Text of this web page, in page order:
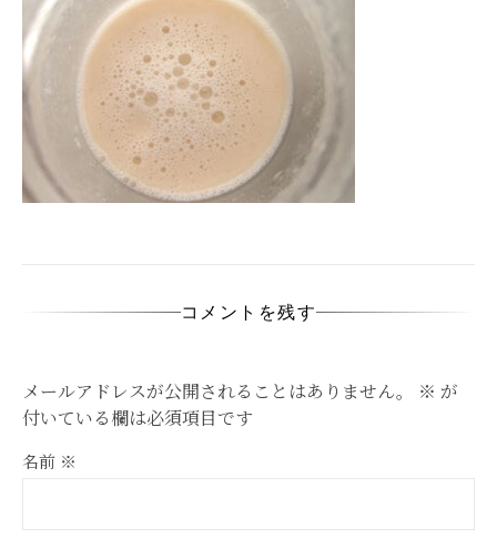
コメントを残す
メールアドレスが公開されることはありません。 ※ が
付いている欄は必須項目です
名前 ※